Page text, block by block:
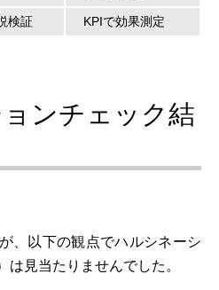
検証 KPIで効果測定
ンチェック結
、以下の観点でハルシネーシ
は見当たりませんでした。